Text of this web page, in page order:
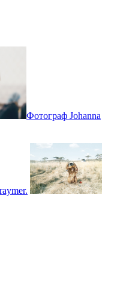
Фотограф Johanna